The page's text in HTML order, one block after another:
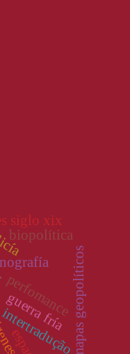
intertraduçãomapas geopolíticos
perfomance
siglo xix
guerra fría
biopolítica